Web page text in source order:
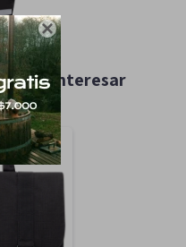

interesar